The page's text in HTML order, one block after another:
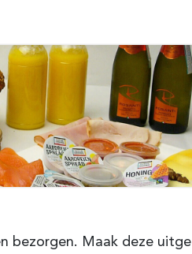
bezorgen. Maak deze